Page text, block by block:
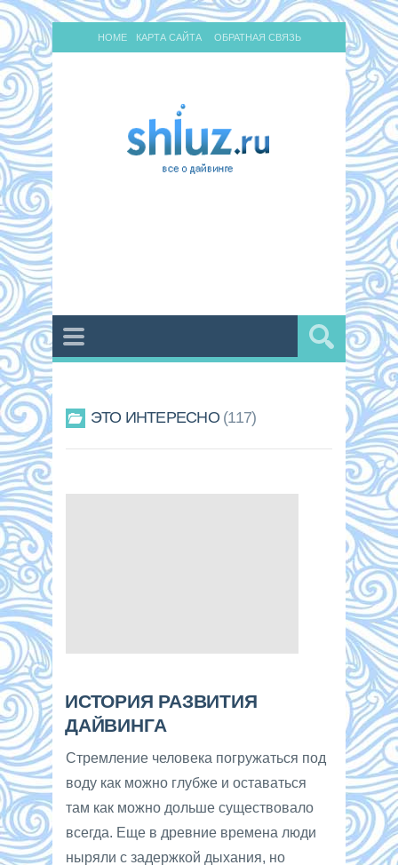
HOME КАРТА САЙТА ОБРАТНАЯ СВЯЗЬ
ЭТО ИНТЕРЕСНО 117
ИСТОРИЯ РАЗВИТИЯ
ДАЙВИНГА
Стремление человека погружаться под
воду как можно глубже и оставаться
там как можно дольше существовало
всегда. Еще в древние времена люди
ныряли с задержкой дыхания, но